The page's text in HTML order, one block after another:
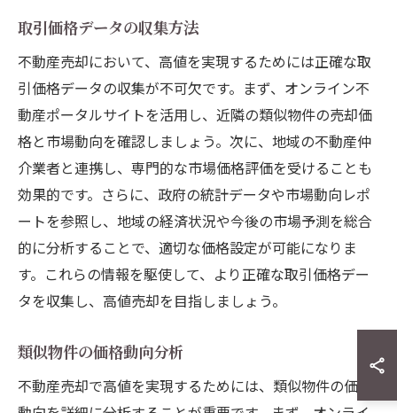
取引価格データの収集方法
不動産売却において、高値を実現するためには正確な取
引価格データの収集が不可欠です。まず、オンライン不
動産ポータルサイトを活用し、近隣の類似物件の売却価
格と市場動向を確認しましょう。次に、地域の不動産仲
介業者と連携し、専門的な市場価格評価を受けることも
効果的です。さらに、政府の統計データや市場動向レポ
ートを参照し、地域の経済状況や今後の市場予測を総合
的に分析することで、適切な価格設定が可能になりま
す。これらの情報を駆使して、より正確な取引価格デー
タを収集し、高値売却を目指しましょう。
類似物件の価格動向分析
不動産売却で高値を実現するためには、類似物件の価格